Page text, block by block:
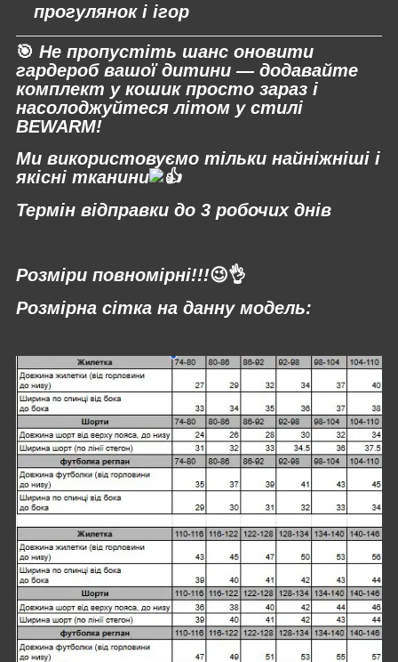
прогулянок і ігор
🎯 Не пропустіть шанс оновити
гардероб вашої дитини — додавайте
комплект у кошик просто зараз і
насолоджуйтеся літом у стилі
BEWARM!
Ми використовуємо тільки найніжніші і
якісні тканини
Термін відправки до 3 робочих днів
Розміри повномірні!!!😉👌
Розмірна сітка на данну модель: